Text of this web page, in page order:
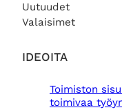
Uutuudet
Valaisimet
IDEOITA
Toimiston
toimivaa